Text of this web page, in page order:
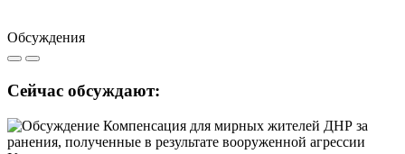
Обсуждения
Сейчас обсуждают: